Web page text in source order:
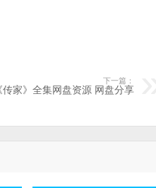
下一篇：
传家》全集网盘资源 网盘分享